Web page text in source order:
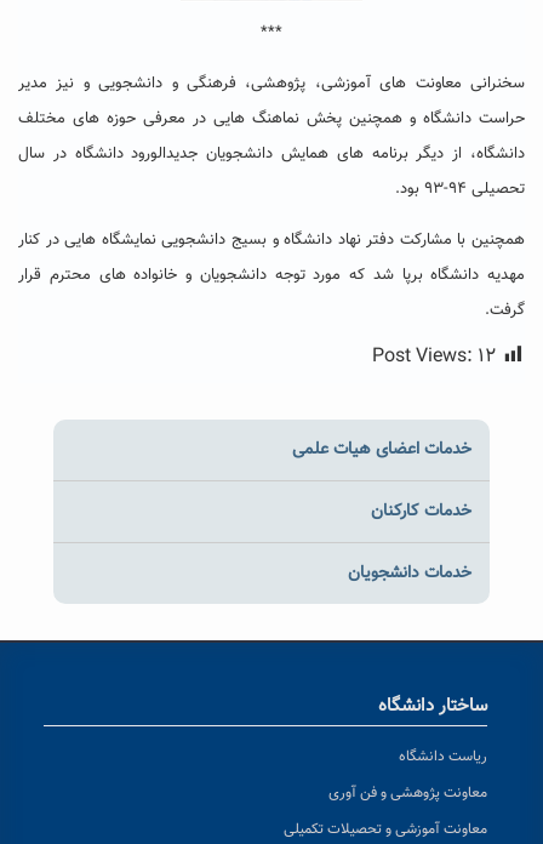
***
سخنرانی معاونت های آموزشی، پژوهشی، فرهنگی و دانشجویی و نیز مدیر
حراست دانشگاه و همچنین پخش نماهنگ هایی در معرفی حوزه های مختلف
دانشگاه، از دیگر برنامه های همایش دانشجویان جدیدالورود دانشگاه در سال
تحصیلی ۹۴-۹۳ بود.
همچنین با مشارکت دفتر نهاد دانشگاه و بسیج دانشجویی نمایشگاه هایی در کنار
مهدیه دانشگاه برپا شد که مورد توجه دانشجویان و خانواده های محترم قرار
گرفت.
Post Views: ۱۲
خدمات اعضای هیات علمی
خدمات کارکنان
خدمات دانشجویان
ساختار دانشگاه
ریاست دانشگاه
معاونت پژوهشی و فن آوری
معاونت آموزشی و تحصیلات تکمیلی